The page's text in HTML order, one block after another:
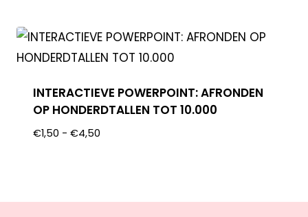
INTERACTIEVE POWERPOINT: AFRONDEN
OP HONDERDTALLEN TOT 10.000
€1,50 - €4,50